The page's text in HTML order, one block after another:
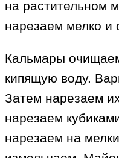
на растительном
нарезаем мелко и
Кальмары
кипящую воду.
Затем нарезаем
нарезаем
нарезаем на